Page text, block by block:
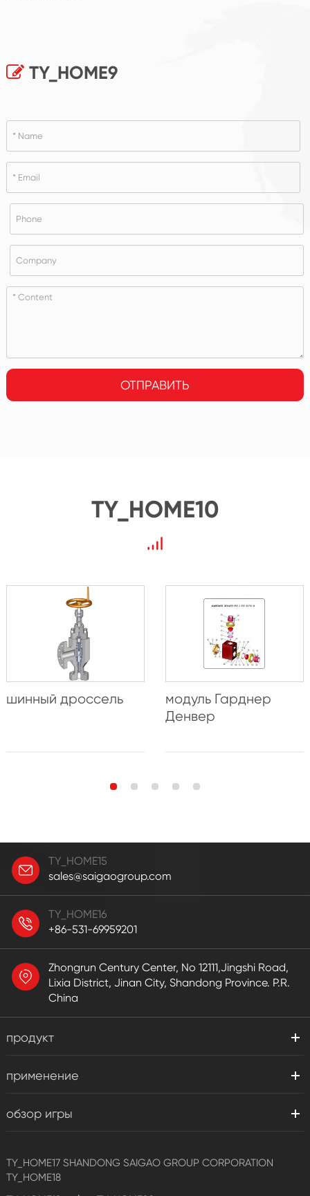
TY_HOME9
ОТПРАВИТЬ
TY_HOME10
шинный дроссель
модуль Гарднер
Денвер
TY_HOME15
sales@saigaogroup.com
TY_HOME16
+86-531-69959201
Zhongrun Century Center, No 12111,Jingshi Road,
Lixia District, Jinan City, Shandong Province. P.R.
China
продукт
применение
обзор игры
TY_HOME17 SHANDONG SAIGAO GROUP CORPORATION
TY_HOME18